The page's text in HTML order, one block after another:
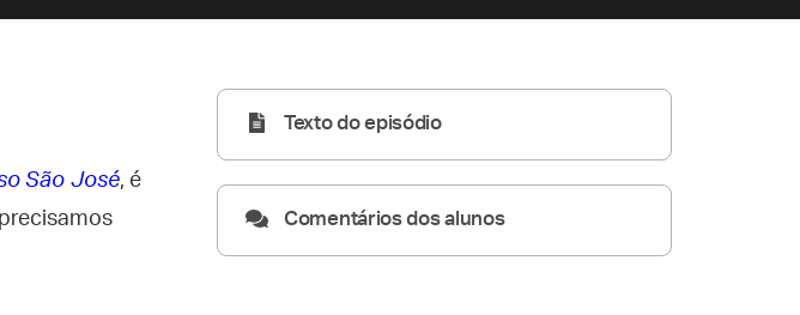
São José, é
Texto do episódio
Comentários dos alunos